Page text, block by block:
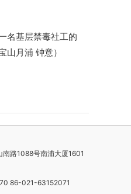
名基层禁毒社工的
山月浦 钟意）
南路1088号南浦大厦1601
86-021-63152071